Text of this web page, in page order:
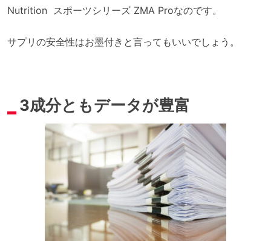
Nutrition スポーツシリーズ ZMA Proなのです。
サプリの安全性はお墨付きと言ってもいいでしょう。
3成分ともデータが豊富